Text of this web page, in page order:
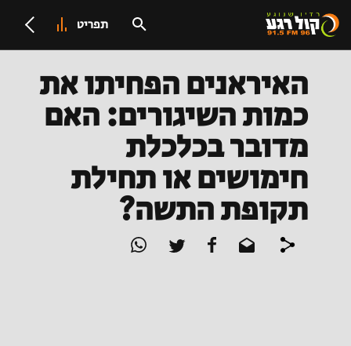
תפריט
האיראנים הפחיתו את
כמות השיגורים: האם
מדובר בכלכלת
חימושים או תחילת
תקופת התשה?